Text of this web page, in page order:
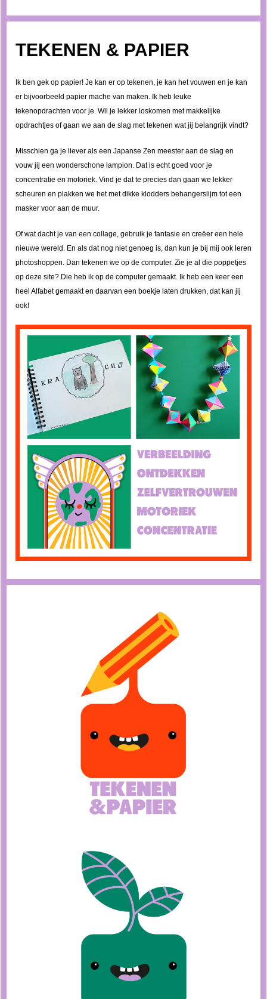
TEKENEN & PAPIER
Ik ben gek op papier! Je kan er op tekenen, je kan het vouwen en je kan
er bijvoorbeeld papier mache van maken. Ik heb leuke
tekenopdrachten voor je. Wil je lekker loskomen met makkelijke
opdrachtjes of gaan we aan de slag met tekenen wat jij belangrijk vindt?
Misschien ga je liever als een Japanse Zen meester aan de slag en
vouw jij een wonderschone lampion. Dat is echt goed voor je
concentratie en motoriek. Vind je dat te precies dan gaan we lekker
scheuren en plakken we het met dikke klodders behangerslijm tot een
masker voor aan de muur.
Of wat dacht je van een collage, gebruik je fantasie en creëer een hele
nieuwe wereld. En als dat nog niet genoeg is, dan kun je bij mij ook leren
photoshoppen. Dan tekenen we op de computer. Zie je al die poppetjes
op deze site? Die heb ik op de computer gemaakt. Ik heb een keer een
heel Alfabet gemaakt en daarvan een boekje laten drukken, dat kan jij
ook!